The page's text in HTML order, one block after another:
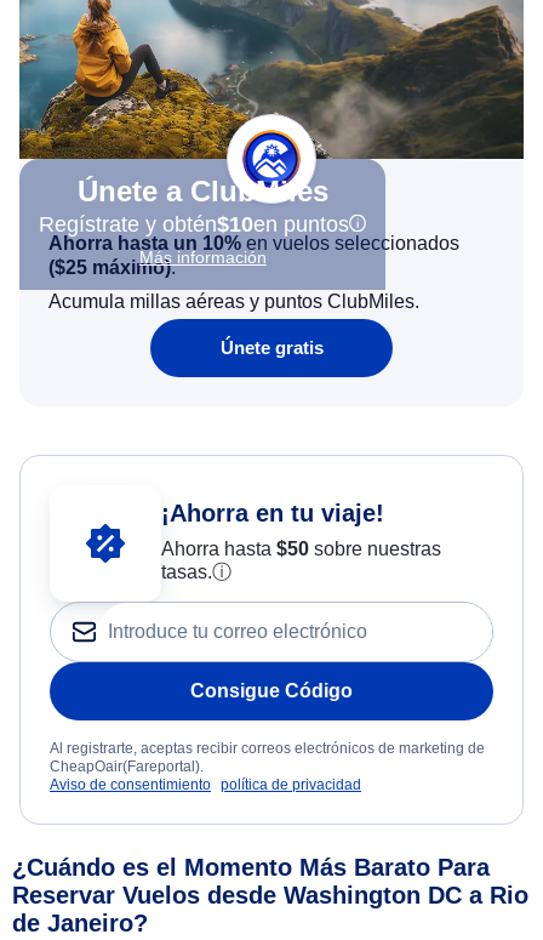
Únete a ClubMiles
Regístrate y obtén$10en puntos
Más información
Ahorra hasta un 10% en vuelos seleccionados
($25 máximo).
Acumula millas aéreas y puntos ClubMiles.
Únete gratis
¡Ahorra en tu viaje!
Ahorra hasta $50sobre nuestras
tasas.ⓘ
Consigue Código
Al registrarte, aceptas recibir correos electrónicos de marketing de
CheapOair(Fareportal).
Aviso de consentimiento política de privacidad
¿Cuándo es el Momento Más Barato Para
Reservar Vuelos desde Washington DC a Rio
de Janeiro?